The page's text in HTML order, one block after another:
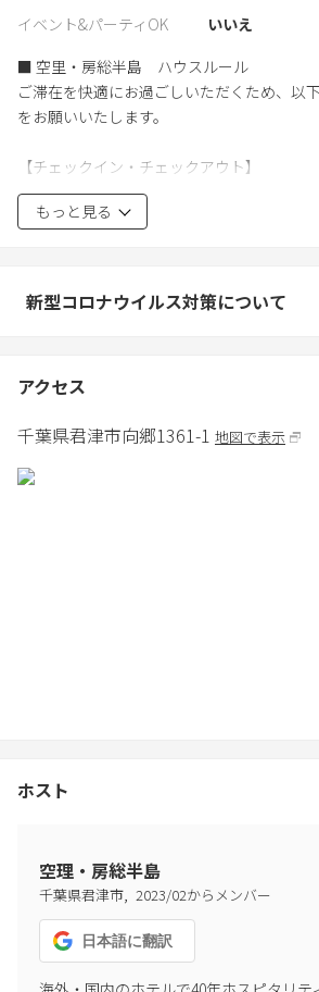
イベント&パーティOK
いいえ
■ 空里・房総半島 ハウスルール
ご滞在を快適にお過ごしいただくため、以
をお願いいたします。
【チェックイン・チェックアウト】
・チェックイン：15:00以降（プランにより
・チェックアウト：10:00まで
【静粛時間】
・21:00以降は屋外での大きな声や音楽はお
【施設のご利用について】
・ペットの同伴はご遠慮いただいております
・施設内および敷地内での事故・怪我には
【
・照明、エアコン、家電の電源はオフにして
【宿泊者情報の記入】
・法令に基づき、チェックイン時にご宿泊
職業等のご記入をお願いいたします。
【緊急・トラブル時】
もっと見る
新型コロナウイルス対策について
アクセス
千葉県君津市向郷1361-1 地図で表示
ホスト
空理・房総半島
千葉県君津市 2023/02からメンバー
日本語に翻訳